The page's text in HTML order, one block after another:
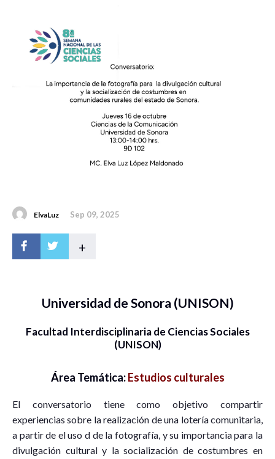
ElvaLuz Sep 09, 2025
+
Universidad de Sonora (UNISON)
Facultad Interdisciplinaria de Ciencias Sociales
(UNISON)
Área Temática:Estudios culturales
El conversatorio tiene como objetivo compartir
experiencias sobre la realización de una lotería comunitaria,
a partir de el uso d de la fotografía, y su importancia para la
divulgación cultural y la socialización de costumbres en